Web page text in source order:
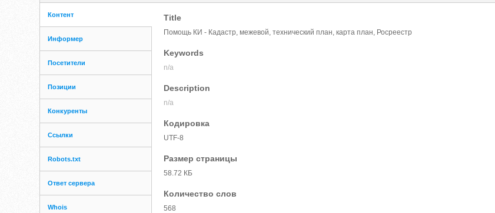
Контент
Информер
Посетители
Позиции
Конкуренты
Ссылки
Robots.txt
Ответ сервера
Whois
Title
Помощь КИ - Кадастр, межевой, технический план, карта план, Росреестр
Keywords
n/a
Description
n/a
Кодировка
UTF-8
Размер страницы
58.72 КБ
Количество слов
568